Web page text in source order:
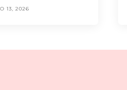
13, 2026